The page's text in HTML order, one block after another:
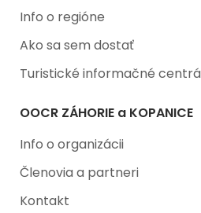
Info o regióne
Ako sa sem dostať
Turistické informačné centrá
OOCR ZÁHORIE a KOPANICE
Info o organizácii
Členovia a partneri
Kontakt